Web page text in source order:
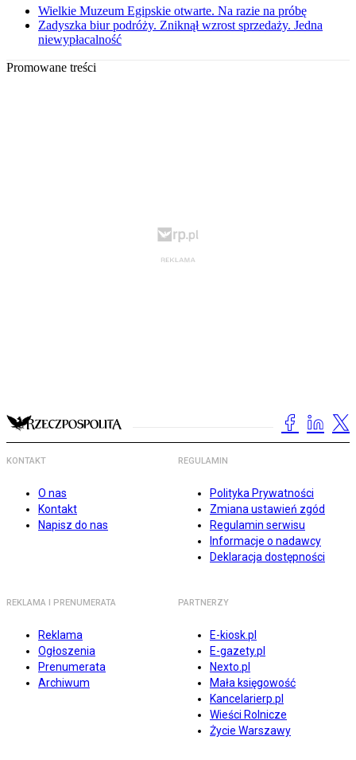
Wielkie Muzeum Egipskie otwarte. Na razie na próbę
Zadyszka biur podróży. Zniknął wzrost sprzedaży. Jedna
niewypłacalność
Promowane treści
KONTAKT
O nas
Kontakt
Napisz do nas
REGULAMIN
Polityka Prywatności
Zmiana ustawień zgód
Regulamin serwisu
Informacje o nadawcy
Deklaracja dostępności
REKLAMA I PRENUMERATA
Reklama
Ogłoszenia
Prenumerata
Archiwum
PARTNERZY
E-kiosk.pl
E-gazety.pl
Nexto.pl
Mała księgowość
Kancelarierp.pl
Wieści Rolnicze
Życie Warszawy